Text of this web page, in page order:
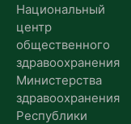
Национальный
центр
общественного
здравоохранения
Министерства
здравоохранения
Республики